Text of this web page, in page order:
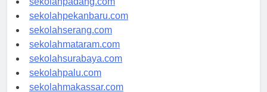
sekolahpadang.com
sekolahpekanbaru.com
sekolahserang.com
sekolahmataram.com
sekolahsurabaya.com
sekolahpalu.com